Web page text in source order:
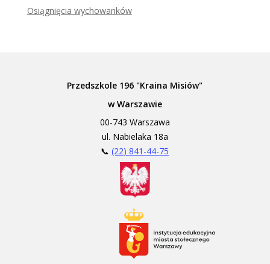
Osiągnięcia wychowanków
Przedszkole 196 "Kraina Misiów"
w Warszawie
00-743 Warszawa
ul. Nabielaka 18a
📞(22) 841-44-75